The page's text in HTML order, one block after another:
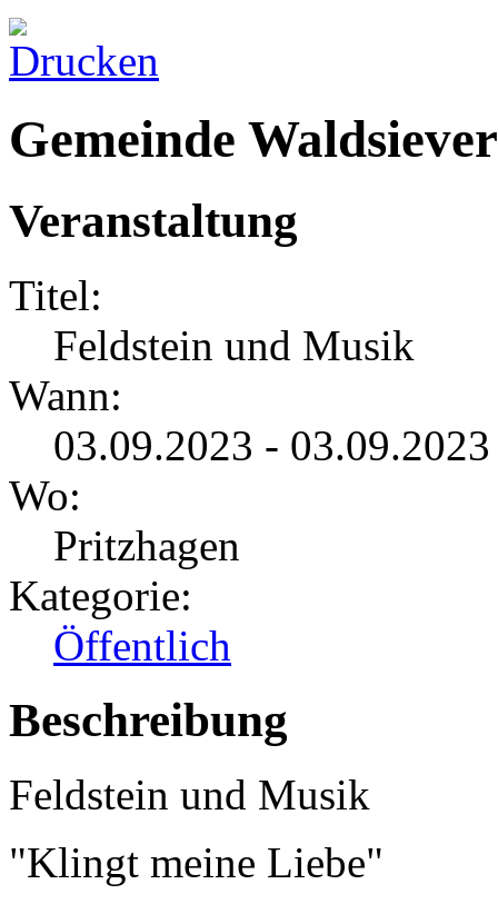
Gemeinde
Veranstaltung
Titel:
Feldstein und Musik
Wann:
03.09.2023 -
Wo:
Pritzhagen
Kategorie:
Öffentlich
Beschreibung
Feldstein und Musik
"Klingt meine Liebe"